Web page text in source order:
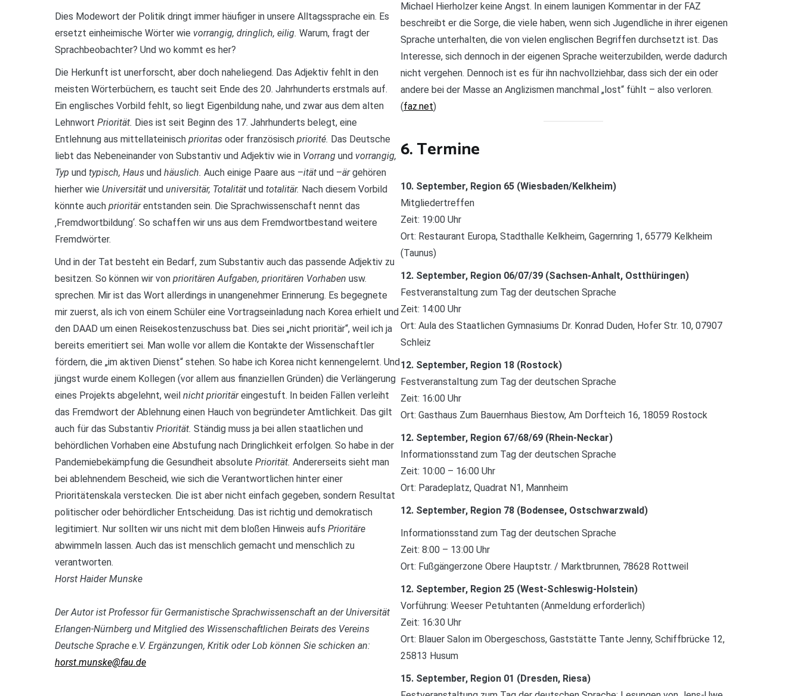
Dies Modewort der Politik dringt immer häufiger in unsere Alltagssprache ein. Es
ersetzt einheimische Wörter wie vorrangig, dringlich, eilig. Warum, fragt der
Sprachbeobachter? Und wo kommt es her?
Die Herkunft ist unerforscht, aber doch naheliegend. Das Adjektiv fehlt in den
meisten Wörterbüchern, es taucht seit Ende des 20. Jahrhunderts erstmals auf.
Ein englisches Vorbild fehlt, so liegt Eigenbildung nahe, und zwar aus dem alten
Lehnwort Priorität. Dies ist seit Beginn des 17. Jahrhunderts belegt, eine
Entlehnung aus mittellateinisch prioritas oder französisch priorité. Das Deutsche
liebt das Nebeneinander von Substantiv und Adjektiv wie in Vorrang und vorrangig,
Typ und typisch, Haus und häuslich. Auch einige Paare aus –ität und –ärgehören
hierher wie Universität und universitär, Totalität und totalitär. Nach diesem Vorbild
könnte auch prioritärentstanden sein. Die Sprachwissenschaft nennt das
‚Fremdwortbildung‘. So schaffen wir uns aus dem Fremdwortbestand weitere
Fremdwörter.
Und in der Tat besteht ein Bedarf, zum Substantiv auch das passende Adjektiv zu
besitzen. So können wir von prioritären Aufgaben, prioritären Vorhaben usw.
sprechen. Mir ist das Wort allerdings in unangenehmer Erinnerung. Es begegnete
mir zuerst, als ich von einem Schüler eine Vortragseinladung nach Korea erhielt und
den DAAD um einen Reisekostenzuschuss bat. Dies sei „nicht prioritär“, weil ich ja
bereits emeritiert sei. Man wolle vor allem die Kontakte der Wissenschaftler
fördern, die „im aktiven Dienst“ stehen. So habe ich Korea nicht kennengelernt. Und
jüngst wurde einem Kollegen (vor allem aus finanziellen Gründen) die Verlängerung
eines Projekts abgelehnt, weil nicht prioritäreingestuft. In beiden Fällen verleiht
das Fremdwort der Ablehnung einen Hauch von begründeter Amtlichkeit. Das gilt
auch für das Substantiv Priorität. Ständig muss ja bei allen staatlichen und
behördlichen Vorhaben eine Abstufung nach Dringlichkeit erfolgen. So habe in der
Pandemiebekämpfung die Gesundheit absolute Priorität. Andererseits sieht man
bei ablehnendem Bescheid, wie sich die Verantwortlichen hinter einer
Prioritätenskala verstecken. Die ist aber nicht einfach gegeben, sondern Resultat
politischer oder behördlicher Entscheidung. Das ist richtig und demokratisch
legitimiert. Nur sollten wir uns nicht mit dem bloßen Hinweis aufs Prioritäre
abwimmeln lassen. Auch das ist menschlich gemacht und menschlich zu
verantworten.
Horst Haider Munske
Der Autor ist Professor für Germanistische Sprachwissenschaft an der Universität
Erlangen-Nürnberg und Mitglied des Wissenschaftlichen Beirats des Vereins
Deutsche Sprache e.V. Ergänzungen, Kritik oder Lob können Sie schicken an:
horst.munske@fau.de
Michael Hierholzer keine Angst. In einem launigen Kommentar in der FAZ
beschreibt er die Sorge, die viele haben, wenn sich Jugendliche in ihrer eigenen
Sprache unterhalten, die von vielen englischen Begriffen durchsetzt ist. Das
Interesse, sich dennoch in der eigenen Sprache weiterzubilden, werde dadurch
nicht vergehen. Dennoch ist es für ihn nachvollziehbar, dass sich der ein oder
andere bei der Masse an Anglizismen manchmal „lost“ fühlt – also verloren.
(faz.net)
6. Termine
10. September, Region 65 (Wiesbaden/Kelkheim)
Mitgliedertreffen
Zeit: 19:00 Uhr
Ort: Restaurant Europa, Stadthalle Kelkheim, Gagernring 1, 65779 Kelkheim
(Taunus)
12. September, Region 06/07/39 (Sachsen-Anhalt, Ostthüringen)
Festveranstaltung zum Tag der deutschen Sprache
Zeit: 14:00 Uhr
Ort: Aula des Staatlichen Gymnasiums Dr. Konrad Duden, Hofer Str. 10, 07907
Schleiz
12. September, Region 18 (Rostock)
Festveranstaltung zum Tag der deutschen Sprache
Zeit: 16:00 Uhr
Ort: Gasthaus Zum Bauernhaus Biestow, Am Dorfteich 16, 18059 Rostock
12. September, Region 67/68/69 (Rhein-Neckar)
Informationsstand zum Tag der deutschen Sprache
Zeit: 10:00 – 16:00 Uhr
Ort: Paradeplatz, Quadrat N1, Mannheim
12. September, Region 78 (Bodensee, Ostschwarzwald)
Informationsstand zum Tag der deutschen Sprache
Zeit: 8:00 – 13:00 Uhr
Ort: Fußgängerzone Obere Hauptstr. / Marktbrunnen, 78628 Rottweil
12. September, Region 25 (West-Schleswig-Holstein)
Vorführung: Weeser Petuhtanten (Anmeldung erforderlich)
Zeit: 16:30 Uhr
Ort: Blauer Salon im Obergeschoss, Gaststätte Tante Jenny, Schiffbrücke 12,
25813 Husum
15. September, Region 01 (Dresden, Riesa)